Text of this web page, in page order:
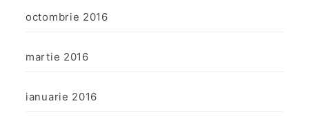
octombrie 2016
martie 2016
ianuarie 2016